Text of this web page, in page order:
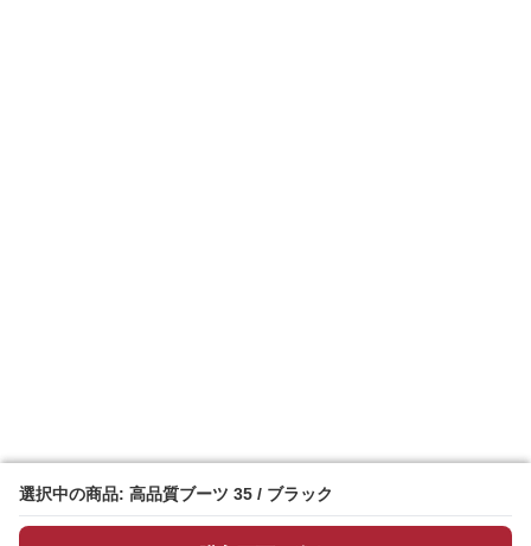
選択中の商品: 高品質ブーツ 35 / ブラック
選択中の商品: 高品質ブーツ 35 / ブラック